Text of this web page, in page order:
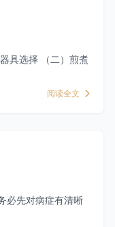
具选择 （二）煎煮
阅读全文
必先对病症有清晰